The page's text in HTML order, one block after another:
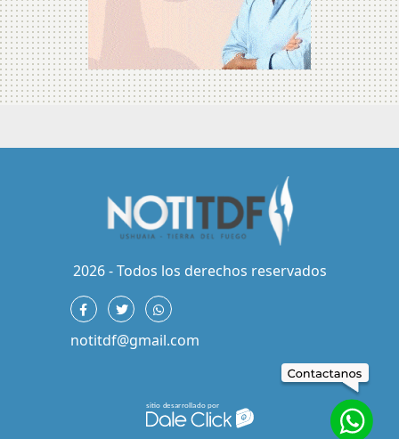
2026 - Todos los derechos reservados
notitdf@gmail.com